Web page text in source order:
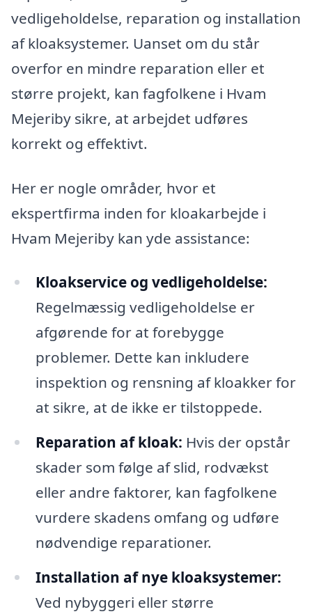
vedligeholdelse, reparation og installation
af kloaksystemer. Uanset om du står
overfor en mindre reparation eller et
større projekt, kan fagfolkene i Hvam
Mejeriby sikre, at arbejdet udføres
korrekt og effektivt.
Her er nogle områder, hvor et
ekspertfirma inden for kloakarbejde i
Hvam Mejeriby kan yde assistance:
Kloakservice og vedligeholdelse:
Regelmæssig vedligeholdelse er
afgørende for at forebygge
problemer. Dette kan inkludere
inspektion og rensning af kloakker for
at sikre, at de ikke er tilstoppede.
Reparation af kloak: Hvis der opstår
skader som følge af slid, rodvækst
eller andre faktorer, kan fagfolkene
vurdere skadens omfang og udføre
nødvendige reparationer.
Installation af nye kloaksystemer:
Ved nybyggeri eller større